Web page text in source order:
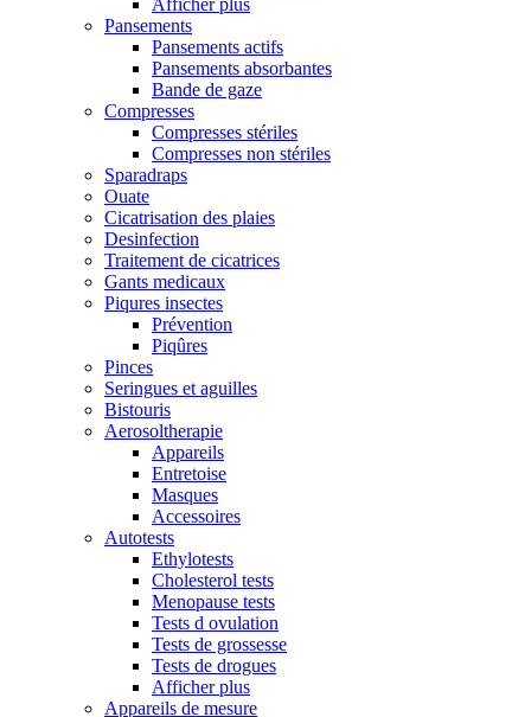
Pansements
Pansements actifs
Pansements absorbantes
Bande de gaze
Compresses
Compresses stériles
Compresses non stériles
Sparadraps
Ouate
Cicatrisation des plaies
Desinfection
Traitement de cicatrices
Gants medicaux
Piqures insectes
Prévention
Piqûres
Pinces
Seringues et aguilles
Bistouris
Aerosoltherapie
Appareils
Entretoise
Masques
Accessoires
Autotests
Ethylotests
Cholesterol tests
Menopause tests
Tests d ovulation
Tests de grossesse
Tests de drogues
Afficher plus
Appareils de mesure